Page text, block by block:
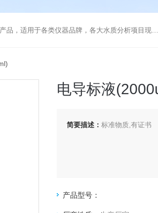
用于各类仪器品牌，各大水质分析项目现场及实验室
电导标液
简要描述： 标准物质,有证书
产品型号：